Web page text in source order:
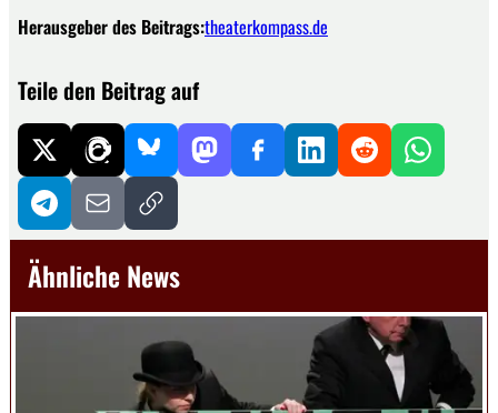
Herausgeber des Beitrags:theaterkompass.de
Teile den Beitrag auf
Ähnliche News